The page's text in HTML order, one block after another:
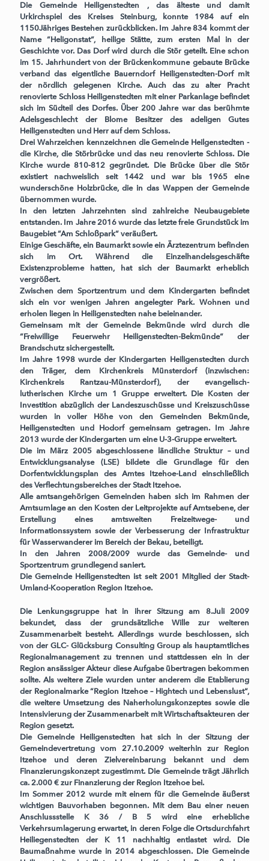
Die Gemeinde Heiligenstedten , das älteste und damit
Urkirchspiel des Kreises Steinburg, konnte 1984 auf ein
1150Jähriges Bestehen zurückblicken. Im Jahre 834 kommt der
Name “Heligonstat“, heilige Stätte, zum ersten Mal in der
Geschichte vor. Das Dorf wird durch die Stör geteilt. Eine schon
im 15. Jahrhundert von der Brückenkommune gebaute Brücke
verband das eigentliche Bauerndorf Heiligenstedten-Dorf mit
der nördlich gelegenen Kirche. Auch das zu alter Pracht
renovierte Schloss Heiligenstedten mit einer Parkanlage befindet
sich im Südteil des Dorfes. Über 200 Jahre war das berühmte
Adelsgeschlecht der Blome Besitzer des adeligen Gutes
Heiligenstedten und Herr auf dem Schloss.
Drei Wahrzeichen kennzeichnen die Gemeinde Heilgenstedten -
die Kirche, die Störbrücke und das neu renovierte Schloss. Die
Kirche wurde 810-812 gegründet. Die Brücke über die Stör
existiert nachweislich seit 1442 und war bis 1965 eine
wunderschöne Holzbrücke, die in das Wappen der Gemeinde
übernommen wurde.
In den letzten Jahrzehnten sind zahlreiche Neubaugebiete
entstanden. Im Jahre 2016 wurde das letzte freie Grundstück im
Baugebiet “Am Schloßpark“ veräußert.
Einige Geschäfte, ein Baumarkt sowie ein Ärztezentrum befinden
sich im Ort. Während die Einzelhandelsgeschäfte
Existenzprobleme hatten, hat sich der Baumarkt erheblich
vergrößert.
Zwischen dem Sportzentrum und dem Kindergarten befindet
sich ein vor wenigen Jahren angelegter Park. Wohnen und
erholen liegen in Heiligenstedten nahe beieinander.
Gemeinsam mit der Gemeinde Bekmünde wird durch die
“Freiwillige Feuerwehr Heiligenstedten-Bekmünde“ der
Brandschutz sichergestellt.
Im Jahre 1998 wurde der Kindergarten Heiligenstedten durch
den Träger, dem Kirchenkreis Münsterdorf (inzwischen:
Kirchenkreis Rantzau-Münsterdorf), der evangelisch-
lutherischen Kirche um 1 Gruppe erweitert. Die Kosten der
Investition abzüglich der Landeszuschüsse und Kreiszuschüsse
wurden in voller Höhe von den Gemeinden Bekmünde,
Heiligenstedten und Hodorf gemeinsam getragen. Im Jahre
2013 wurde der Kindergarten um eine U-3-Gruppe erweitert.
Die im März 2005 abgeschlossene ländliche Struktur – und
Entwicklungsanalyse (LSE) bildete die Grundlage für den
Dorfentwicklungsplan des Amtes Itzehoe-Land einschließlich
des Verflechtungsbereiches der Stadt Itzehoe.
Alle amtsangehörigen Gemeinden haben sich im Rahmen der
Amtsumlage an den Kosten der Leitprojekte auf Amtsebene, der
Erstellung eines amtsweiten Freizeitwege- und
Informationssystem sowie der Verbesserung der Infrastruktur
für Wasserwanderer im Bereich der Bekau, beteiligt.
In den Jahren 2008/2009 wurde das Gemeinde- und
Sportzentrum grundlegend saniert.
Die Gemeinde Heiligenstedten ist seit 2001 Mitglied der Stadt-
Umland-Kooperation Region Itzehoe.
Die Lenkungsgruppe hat in ihrer Sitzung am 8.Juli 2009
bekundet, dass der grundsätzliche Wille zur weiteren
Zusammenarbeit besteht. Allerdings wurde beschlossen, sich
von der GLC- Glücksburg Consulting Group als hauptamtliches
Regionalmanagement zu trennen und stattdessen ein in der
Region ansässiger Akteur diese Aufgabe übertragen bekommen
sollte. Als weitere Ziele wurden unter anderem die Etablierung
der Regionalmarke “Region Itzehoe – Hightech und Lebenslust“,
die weitere Umsetzung des Naherholungskonzeptes sowie die
Intensivierung der Zusammenarbeit mit Wirtschaftsakteuren der
Region gesetzt.
Die Gemeinde Heiligenstedten hat sich in der Sitzung der
Gemeindevertretung vom 27.10.2009 weiterhin zur Region
Itzehoe und deren Zielvereinbarung bekannt und dem
Finanzierungskonzept zugestimmt. Die Gemeinde trägt Jährlich
ca. 2.000 € zur Finanzierung der Region Itzehoe bei.
Im Sommer 2012 wurde mit einem für die Gemeinde äußerst
wichtigen Bauvorhaben begonnen. Mit dem Bau einer neuen
Anschlussstelle K 36 / B 5 wird eine erhebliche
Verkehrsumlagerung erwartet, in deren Folge die Ortsdurchfahrt
Heiliegenstedten der K 11 nachhaltig entlastet wird. Die
Baumaßnahme wurde in 2014 abgeschlossen. Die Gemeinde